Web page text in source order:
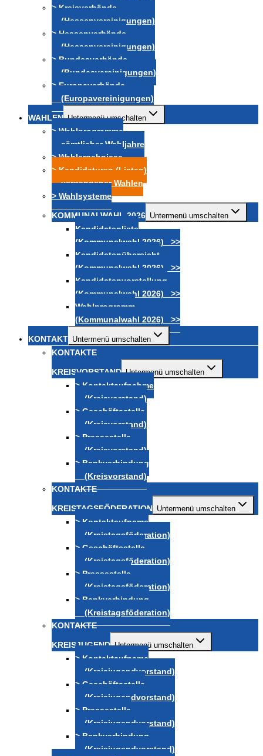
> Kreisverbände
(Hessenvereinigungen)
> Hessenverbände
(Hessenvereinigungen)
> Bundesverbände
(Bundesvereinigungen)
> Europaverbände
(Europavereinigungen)
WAHLEN Untermenü umschalten
> Wahlprogramme
sämtlicher Wahljahre
> Wahlergebnisse
> Kandidaturen (Listen)
vergangener Wahlen
> Wahlsysteme
KOMMUNALWAHL 2026 Untermenü umschalten
Kandidatenliste
(Kommunalwahl 2026) >>
Kandidatenübersicht
(Kommunalwahl 2026) >>
Kandidatenvorstellung
(Kommunalwahl 2026) >>
Wahlprogramm
(Kommunalwahl 2026) >>
KONTAKT Untermenü umschalten
KONTAKTE
KREISVORSTAND Untermenü umschalten
> Kontaktaufnahme
(Kreisvorstand)
> Geschäftsstelle
(Kreisvorstand)
> Pressestelle
(Kreisvorstand)
> Bankverbindung
(Kreisvorstand)
KONTAKTE
KREISTAGSFÖDERATION Untermenü umschalten
> Kontaktaufname
(Kreistagsföderation)
> Geschäftsstelle
(Kreistagsföderation)
> Pressestelle
(Kreistagsföderation)
> Bankverbindung
(Kreistagsföderation)
KONTAKTE
KREISJUGEND Untermenü umschalten
> Kontaktaufname
(Kreisjugendvorstand)
> Geschäftsstelle
(Kreisjugendvorstand)
> Pressestelle
(Kreisjugendvorstand)
> Bankverbindung
(Kreisjugendvorstand)